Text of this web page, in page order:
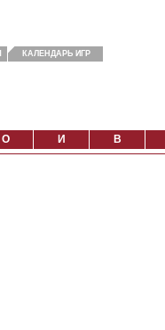
КАЛЕНДАРЬ ИГР
О И В